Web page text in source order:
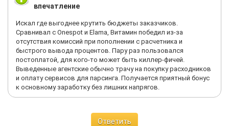
впечатление
Искал где выгоднее крутить бюджеты заказчиков.
Сравнивал с Onespot и Elama, Витамин победил из-за
отсутствия комиссий при пополнении с расчетника и
быстрого вывода процентов. Пару раз пользовался
постоплатой, для кого-то может быть киллер-фичей.
Выведенные агентские обычно трачу на покупку расходников
и оплату сервисов для парсинга. Получается приятный бонус
к основному заработку без лишних напрягов.
Ответить